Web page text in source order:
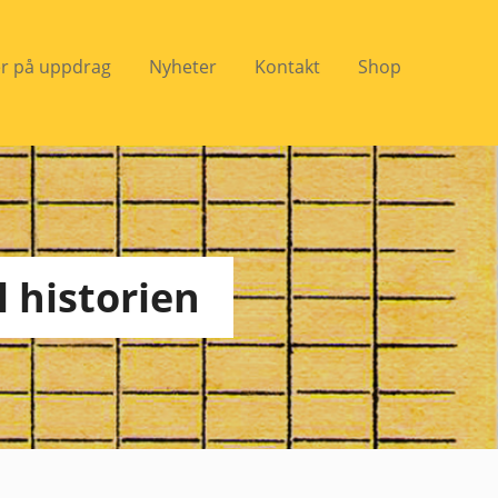
på uppdrag Nyheter Kontakt Shop
historien